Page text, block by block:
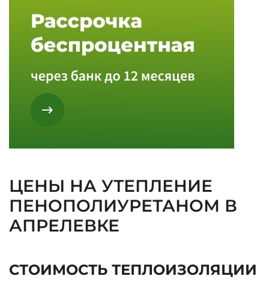
ЦЕНЫ НА УТЕПЛЕНИЕ
ПЕНОПОЛИУРЕТАНОМ В
АПРЕЛЕВКЕ
СТОИМОСТЬ ТЕПЛОИЗОЛЯЦИИ